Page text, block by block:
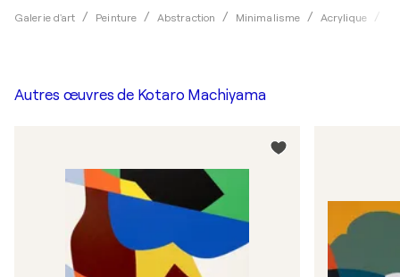
Galerie d'art Peinture Abstraction Minimalisme Acrylique
Autres œuvres de Kotaro Machiyama